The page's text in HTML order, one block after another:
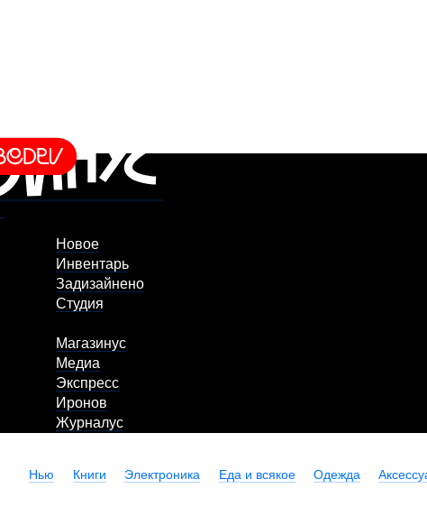
Новое
Инвентарь
Задизайнено
Студия
Магазинус
Медиа
Экспресс
Иронов
Журналус
Нью Книги Электроника Еда и всякое Одежда